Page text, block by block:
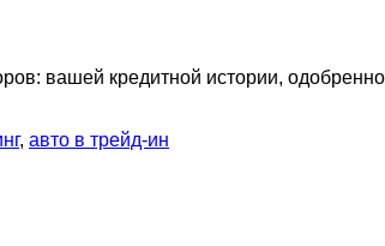
вашей кредитной истории,
, авто в трейд-ин